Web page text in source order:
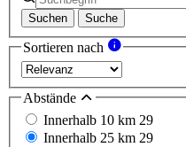
Suchen Suche
Sortieren nach
Abstände
Innerhalb 10 km 29
Innerhalb 25 km 29